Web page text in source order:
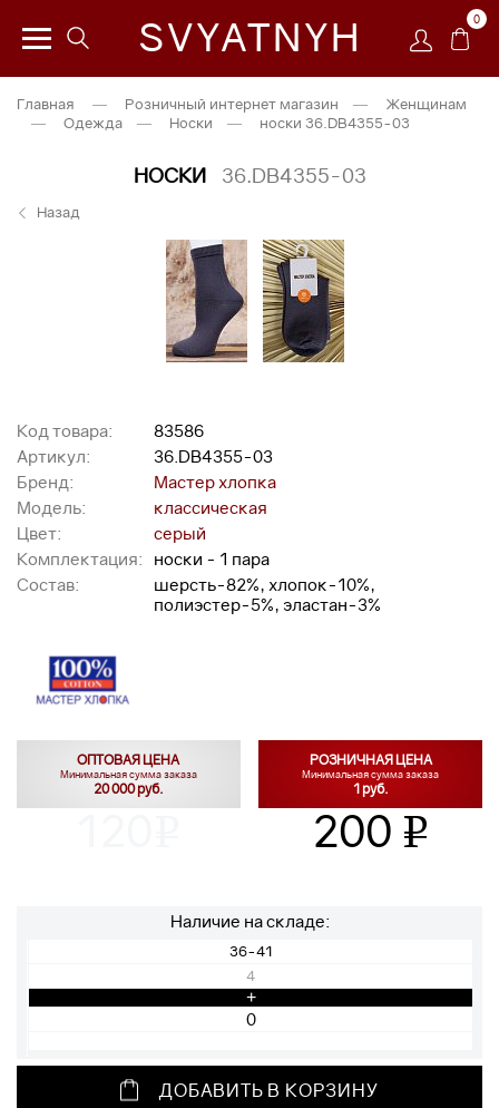
SVYATNYH 0
Главная — Розничный интернет магазин —
Женщинам
—
Одежда — Носки — носки 36.DB4355-03
НОСКИ 36.DB4355-03
Назад
Код товара:
83586
Артикул:
36.DB4355-03
Бренд:
Мастер хлопка
Модель:
классическая
Цвет:
серый
Комплектация:
носки - 1 пара
Состав:
шерсть-82%, хлопок-10%,
полиэстер-5%, эластан-3%
ОПТОВАЯ ЦЕНА
Минимальная сумма заказа
20 000 руб.
РОЗНИЧНАЯ ЦЕНА
Минимальная сумма заказа
1 руб.
200 v
Наличие на складе:
36-41
4
+
ДОБАВИТЬ В КОРЗИНУ